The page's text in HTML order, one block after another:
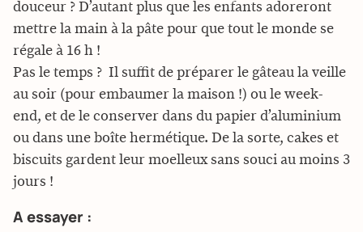
douceur ? D’autant plus que les enfants adoreront
mettre la main à la pâte pour que tout le monde se
régale à 16 h !
Pas le temps ? Il suffit de préparer le gâteau la veille
au soir (pour embaumer la maison !) ou le week-
end, et de le conserver dans du papier d’aluminium
ou dans une boîte hermétique. De la sorte, cakes et
biscuits gardent leur moelleux sans souci au moins 3
jours !
A essayer :